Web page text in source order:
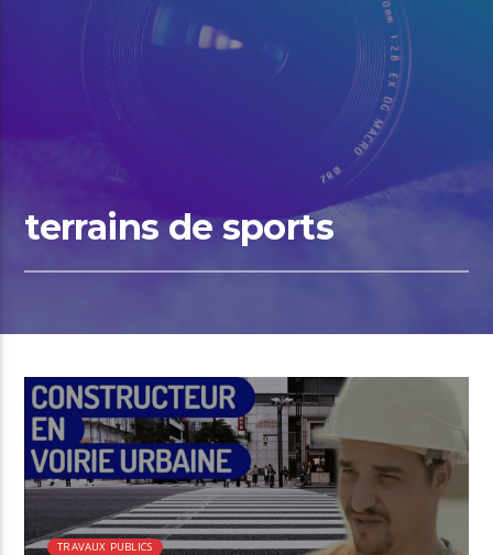
terrains de sports
TRAVAUX PUBLICS